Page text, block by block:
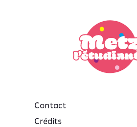
Contact
Crédits